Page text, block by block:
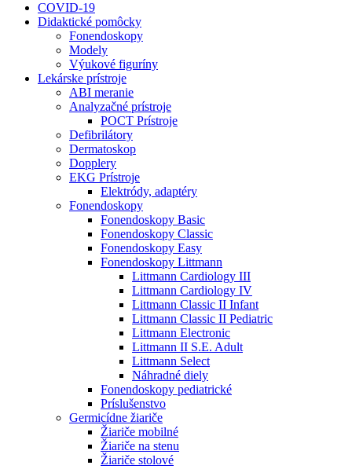
COVID-19
Didaktické pomôcky
Fonendoskopy
Modely
Výukové figuríny
Lekárske prístroje
ABI meranie
Analyzačné prístroje
POCT Prístroje
Defibrilátory
Dermatoskop
Dopplery
EKG Prístroje
Elektródy, adaptéry
Fonendoskopy
Fonendoskopy Basic
Fonendoskopy Classic
Fonendoskopy Easy
Fonendoskopy Littmann
Littmann Cardiology III
Littmann Cardiology IV
Littmann Classic II Infant
Littmann Classic II Pediatric
Littmann Electronic
Littmann II S.E. Adult
Littmann Select
Náhradné diely
Fonendoskopy pediatrické
Príslušenstvo
Germicídne žiariče
Žiariče mobilné
Žiariče na stenu
Žiariče stolové